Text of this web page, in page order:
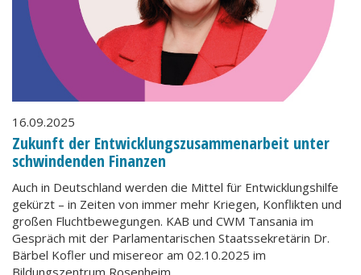
16.09.2025
Zukunft der Entwicklungszusammenarbeit unter
schwindenden Finanzen
Auch in Deutschland werden die Mittel für Entwicklungshilfe
gekürzt – in Zeiten von immer mehr Kriegen, Konflikten und
großen Fluchtbewegungen. KAB und CWM Tansania im
Gespräch mit der Parlamentarischen Staatssekretärin Dr.
Bärbel Kofler und misereor am 02.10.2025 im
Bildungszentrum Rosenheim.